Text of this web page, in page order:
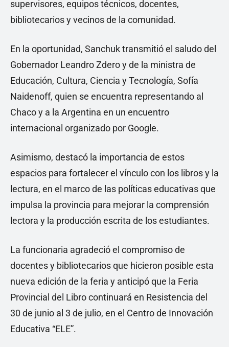
supervisores, equipos técnicos, docentes,
bibliotecarios y vecinos de la comunidad.
En la oportunidad, Sanchuk transmitió el saludo del
Gobernador Leandro Zdero y de la ministra de
Educación, Cultura, Ciencia y Tecnología, Sofía
Naidenoff, quien se encuentra representando al
Chaco y a la Argentina en un encuentro
internacional organizado por Google.
Asimismo, destacó la importancia de estos
espacios para fortalecer el vínculo con los libros y la
lectura, en el marco de las políticas educativas que
impulsa la provincia para mejorar la comprensión
lectora y la producción escrita de los estudiantes.
La funcionaria agradeció el compromiso de
docentes y bibliotecarios que hicieron posible esta
nueva edición de la feria y anticipó que la Feria
Provincial del Libro continuará en Resistencia del
30 de junio al 3 de julio, en el Centro de Innovación
Educativa “ELE”.